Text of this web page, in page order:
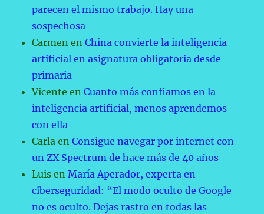
parecen el mismo trabajo. Hay una
sospechosa
Carmen enChina convierte la inteligencia
artificial en asignatura obligatoria desde
primaria
Vicente enCuanto más confiamos en la
inteligencia artificial, menos aprendemos
con ella
Carla enConsigue navegar por internet con
un ZX Spectrum de hace más de 40 años
Luis enMaría Aperador, experta en
ciberseguridad: “El modo oculto de Google
no es oculto. Dejas rastro en todas las